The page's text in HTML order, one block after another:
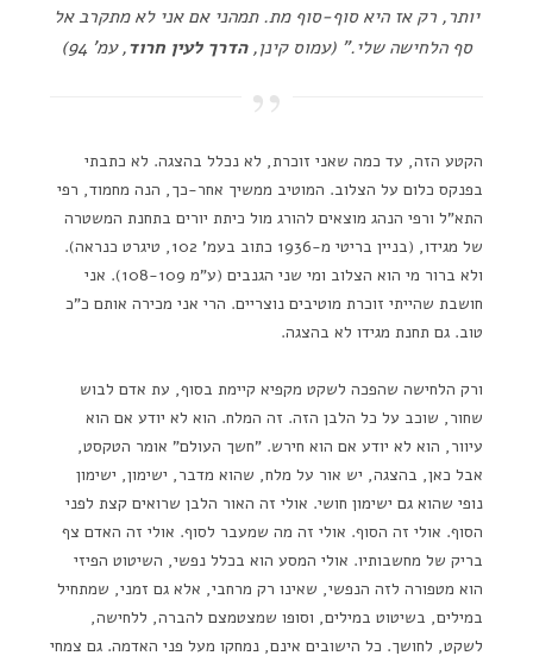
יותר, רק אז היא סוף-סוף מת. תמהני אם אני לא מתקרב אל
סף הלחישה שלי." (עמוס קינן,הדרך לעין חרוד, עמ' 94)
הקטע הזה, עד כמה שאני זוכרת, לא נכלל בהצגה. לא כתבתי
בפנקס כלום על הצלוב. המוטיב ממשיך אחר-כך, הנה מחמוד, רפי
התא"ל ורפי הנהג מוצאים להורג מול כיתת יורים בתחנת המשטרה
של מגידו, (בניין בריטי מ-1936 כתוב בעמ' 102, טיגרט כנראה).
ולא ברור מי הוא הצלוב ומי שני הגנבים (ע"מ 108-109). אני
חושבת שהייתי זוכרת מוטיבים נוצריים. הרי אני מכירה אותם כ"כ
טוב. גם תחנת מגידו לא בהצגה.
ורק הלחישה שהפכה לשקט מקפיא קיימת בסוף, עת אדם לבוש
שחור, שוכב על כל הלבן הזה. זה המלח. הוא לא יודע אם הוא
עיוור, הוא לא יודע אם הוא חירש. "חשך העולם" אומר הטקסט,
אבל כאן, בהצגה, יש אור על מלח, שהוא מדבר, ישימון, ישימון
נופי שהוא גם ישימון חושי. אולי זה האור הלבן שרואים קצת לפני
הסוף. אולי זה הסוף. אולי זה מה שמעבר לסוף. אולי זה האדם צף
בריק של מחשבותיו. אולי המסע הוא בכלל נפשי, השיטוט הפיזי
הוא מטפורה לזה הנפשי, שאינו רק מרחבי, אלא גם זמני, שמתחיל
במילים, בשיטוט במילים, וסופו שמצטמצם להברה, ללחישה,
לשקט, לחושך. כל הישובים אינם, נמחקו מעל פני האדמה. גם צמחי